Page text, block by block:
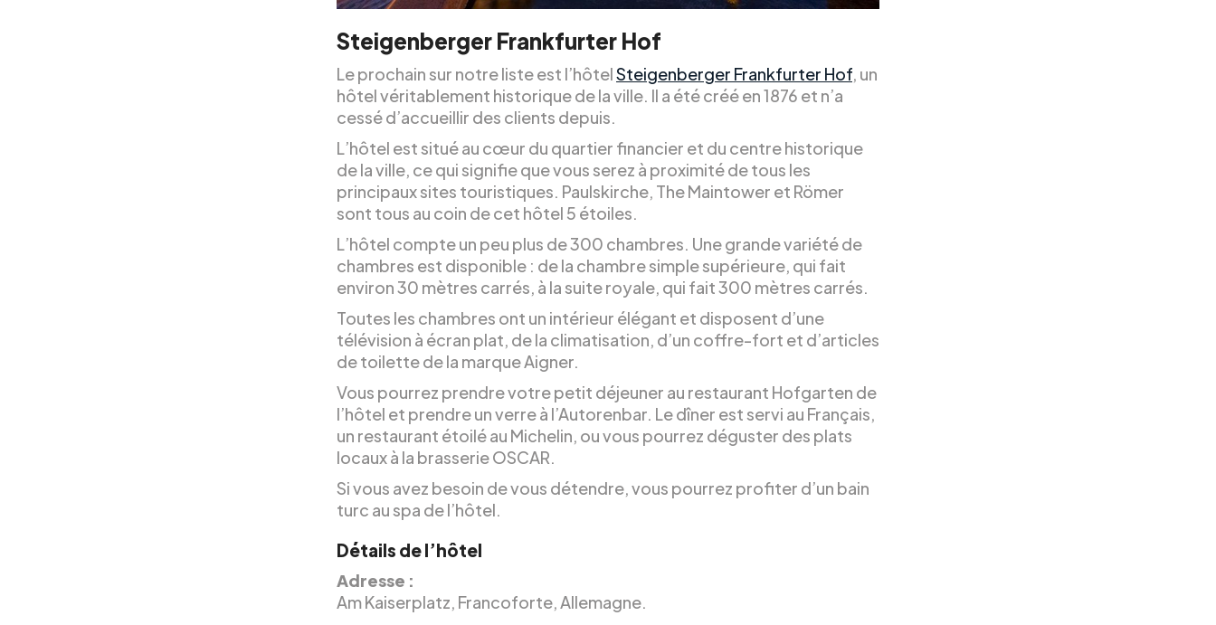
Steigenberger Frankfurter Hof
Le prochain sur notre liste est l’hôtelSteigenberger Frankfurter Hof, un
hôtel véritablement historique de la ville. Il a été créé en 1876 et n’a
cessé d’accueillir des clients depuis.
L’hôtel est situé au cœur du quartier financier et du centre historique
de la ville, ce qui signifie que vous serez à proximité de tous les
principaux sites touristiques. Paulskirche, The Maintower et Römer
sont tous au coin de cet hôtel 5 étoiles.
L’hôtel compte un peu plus de 300 chambres. Une grande variété de
chambres est disponible : de la chambre simple supérieure, qui fait
environ 30 mètres carrés, à la suite royale, qui fait 300 mètres carrés.
Toutes les chambres ont un intérieur élégant et disposent d’une
télévision à écran plat, de la climatisation, d’un coffre-fort et d’articles
de toilette de la marque Aigner.
Vous pourrez prendre votre petit déjeuner au restaurant Hofgarten de
l’hôtel et prendre un verre à l’Autorenbar. Le dîner est servi au Français,
un restaurant étoilé au Michelin, ou vous pourrez déguster des plats
locaux à la brasserie OSCAR.
Si vous avez besoin de vous détendre, vous pourrez profiter d’un bain
turc au spa de l’hôtel.
Détails de l’hôtel
Adresse :
Am Kaiserplatz, Francoforte, Allemagne.